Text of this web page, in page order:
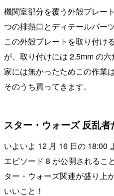
機関室部分を覆う外殻プレー
つの排熱口とディテールパー
この外殻プレートを取り付け
が、取り付けには 2.5mm の
家には無かったためこの作業は
そのうち買ってきます。
スター・ウォーズ 反乱
いよいよ 12 月 16 日の 18:00
エピソード 8 が公開されるこ
ター・ウォーズ関連が盛り上
いいこと！